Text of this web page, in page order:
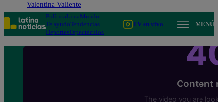
Valentina Valiente
PolíticaLimaMundo
Te ayudoTendencias
DeportesEspectáculos
TV en vivo MENÚ